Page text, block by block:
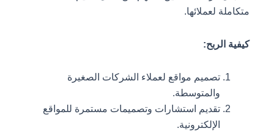
متكاملة لعملائها.
كيفية الربح:
تصميم مواقع لعملاء الشركات الصغيرة
والمتوسطة.
تقديم استشارات وتصميمات مستمرة للمواقع
الإلكترونية.